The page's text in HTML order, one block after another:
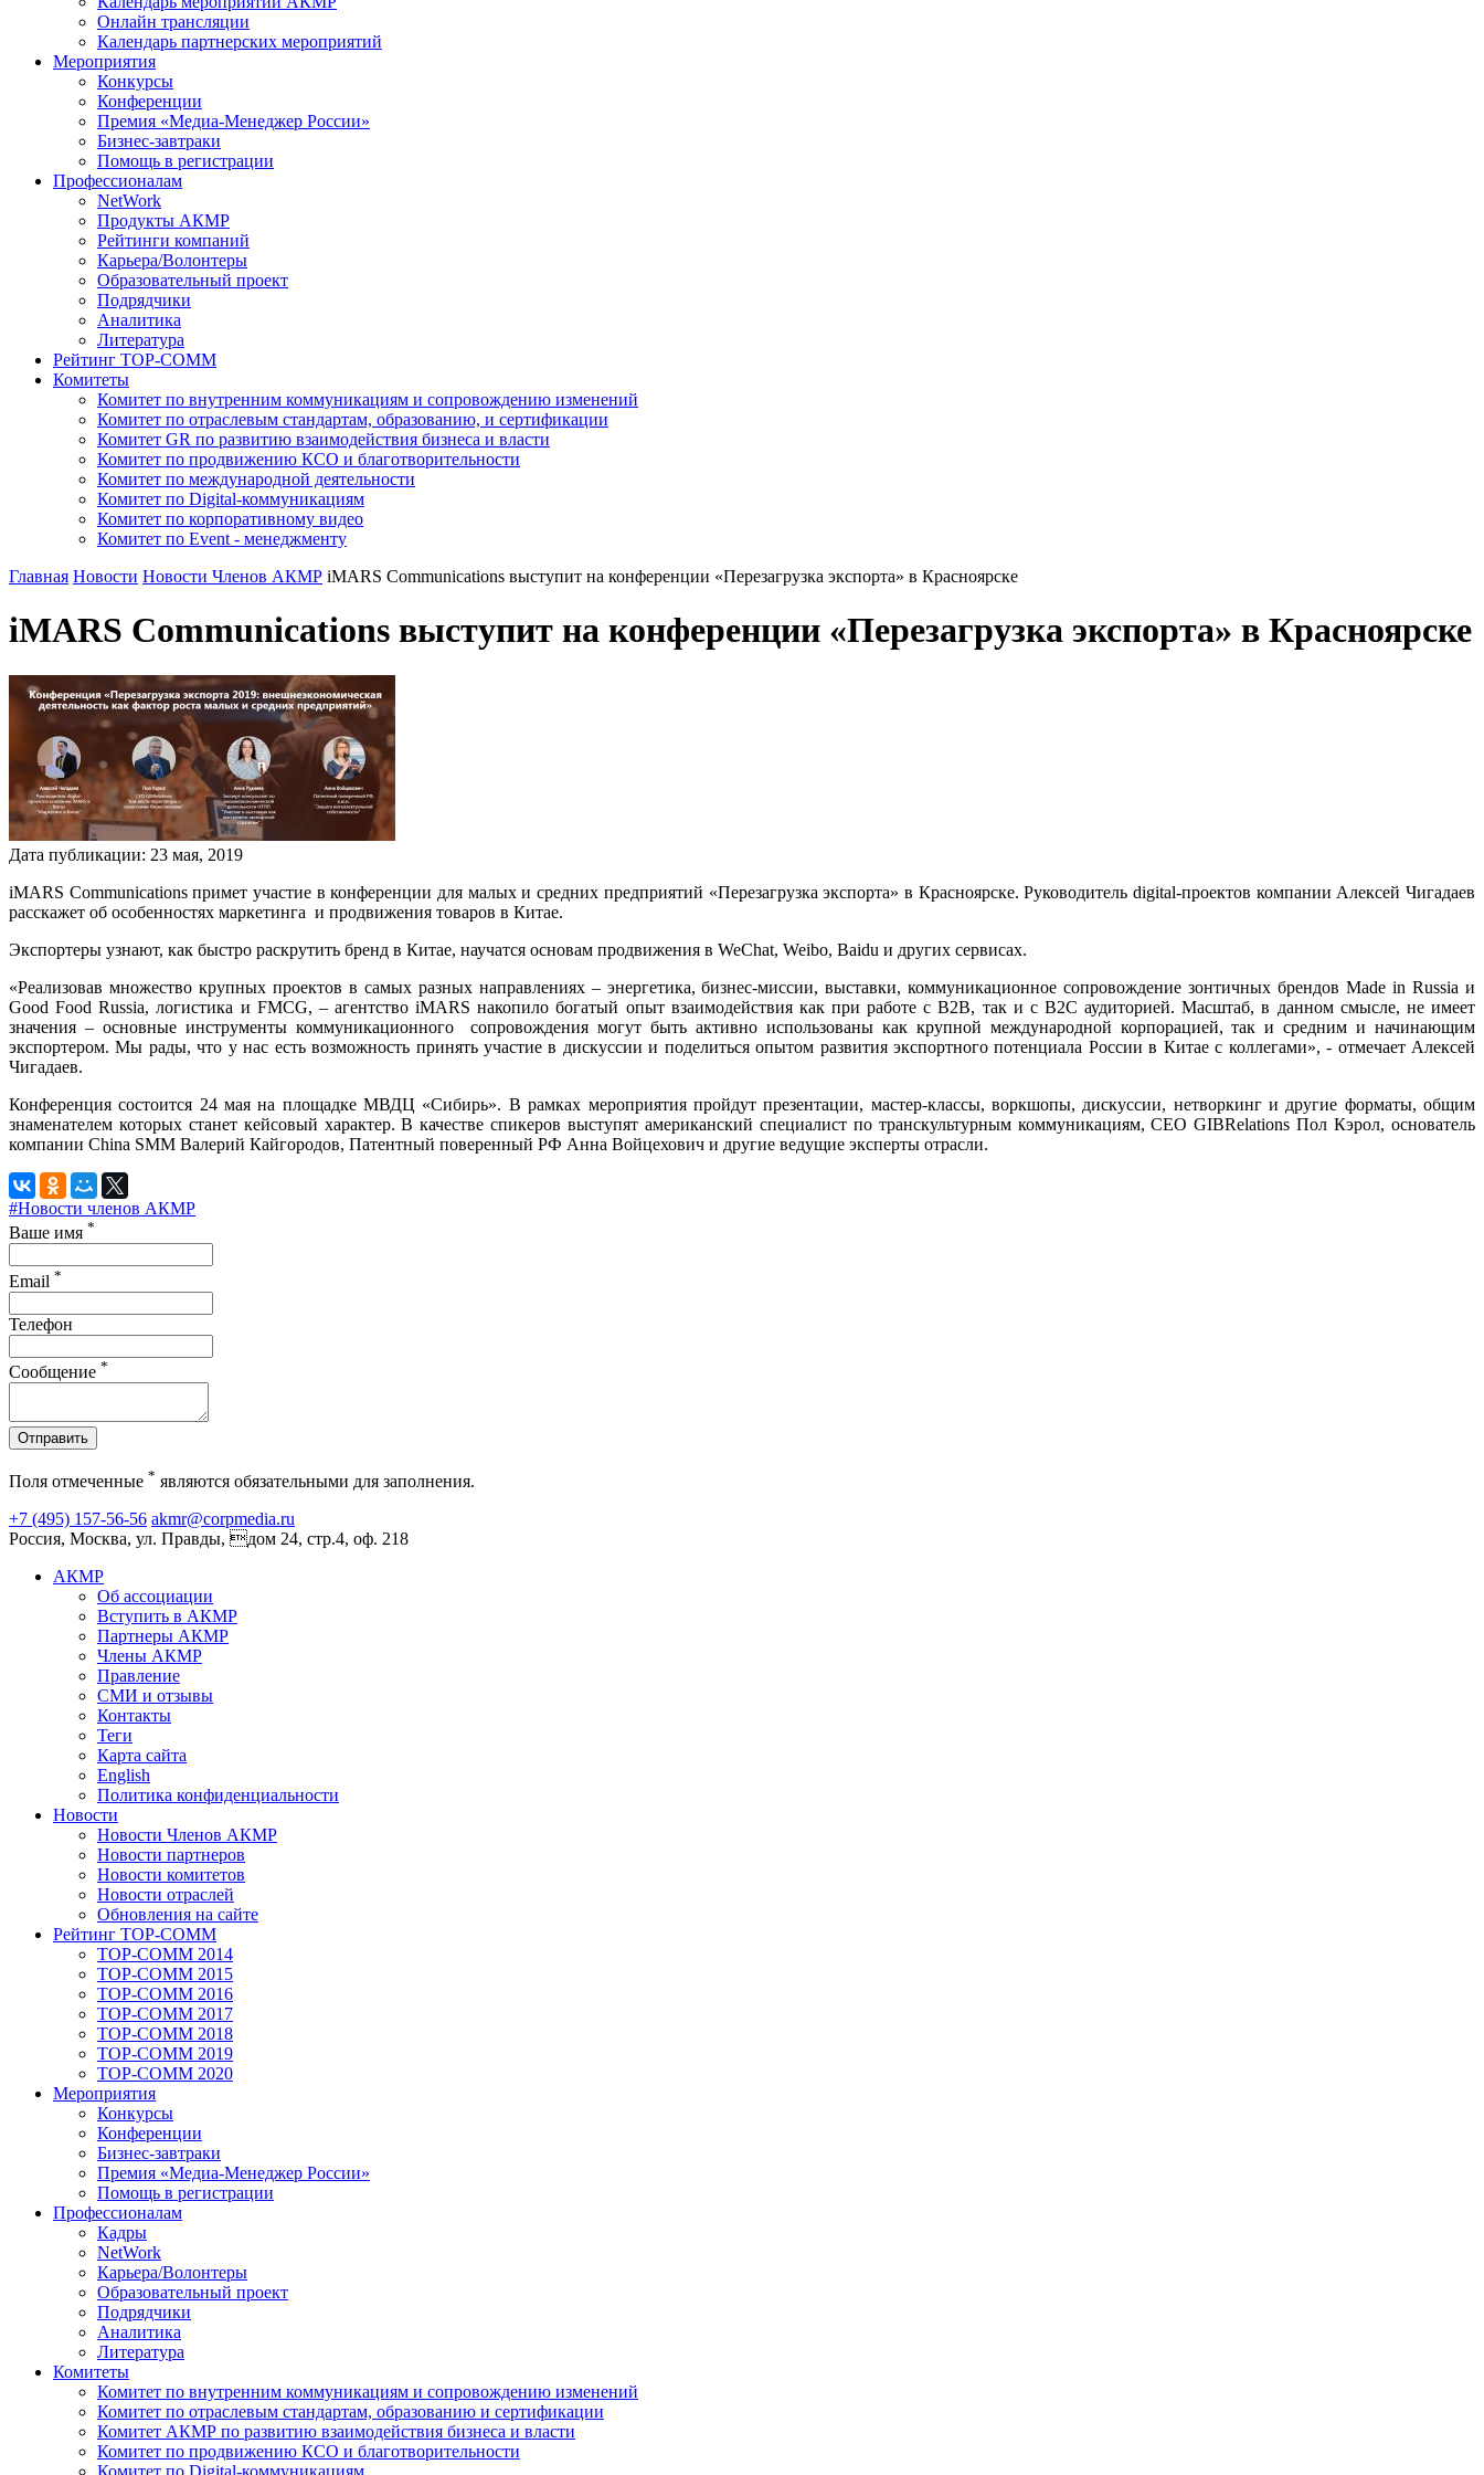
Онлайн трансляции
Календарь партнерских мероприятий
Мероприятия
Конкурсы
Конференции
Премия «Медиа-Менеджер России»
Бизнес-завтраки
Помощь в регистрации
Профессионалам
NetWork
Продукты АКМР
Рейтинги компаний
Карьера/Волонтеры
Образовательный проект
Подрядчики
Аналитика
Литература
Рейтинг TOP-COMM
Комитеты
Комитет по внутренним коммуникациям и сопровождению изменений
Комитет по отраслевым стандартам, образованию, и сертификации
Комитет GR по развитию взаимодействия бизнеса и власти
Комитет по продвижению КСО и благотворительности
Комитет по международной деятельности
Комитет по Digital-коммуникациям
Комитет по корпоративному видео
Комитет по Event - менеджменту
Главная Новости Новости Членов АКМР iMARS Communications выступит на конференции «Перезагрузка экспорта» в Красноярске
iMARS Communications выступит на конференции «Перезагрузка экспорта» в Красноярске
Дата публикации: 23 мая, 2019
iMARS Communications примет участие в конференции для малых и средних предприятий «Перезагрузка экспорта» в Красноярске. Руководитель digital-проектов компании Алексей Чигадаев
расскажет об особенностях маркетинга и продвижения товаров в Китае.
Экспортеры узнают, как быстро раскрутить бренд в Китае, научатся основам продвижения в WeChat, Weibo, Baidu и других сервисах.
«Реализовав множество крупных проектов в самых разных направлениях – энергетика, бизнес-миссии, выставки, коммуникационное сопровождение зонтичных брендов Made in Russia и
Good Food Russia, логистика и FMCG, – агентство iMARS накопило богатый опыт взаимодействия как при работе с В2В, так и с В2С аудиторией. Масштаб, в данном смысле, не имеет
значения – основные инструменты коммуникационного сопровождения могут быть активно использованы как крупной международной корпорацией, так и средним и начинающим
экспортером. Мы рады, что у нас есть возможность принять участие в дискуссии и поделиться опытом развития экспортного потенциала России в Китае с коллегами», - отмечает Алексей
Чигадаев.
Конференция состоится 24 мая на площадке МВДЦ «Сибирь». В рамках мероприятия пройдут презентации, мастер-классы, воркшопы, дискуссии, нетворкинг и другие форматы, общим
знаменателем которых станет кейсовый характер. В качестве спикеров выступят американский специалист по транскультурным коммуникациям, CEO GIBRelations Пол Кэрол, основатель
компании China SMM Валерий Кайгородов, Патентный поверенный РФ Анна Войцехович и другие ведущие эксперты отрасли.
#Новости членов АКМР
Ваше имя *
Email *
Телефон
Сообщение *
Отправить
Поля отмеченные * являются обязательными для заполнения.
+7 (495) 157-56-56 akmr@corpmedia.ru
Россия, Москва, ул. Правды, дом 24, стр.4, оф. 218
АКМР
Об ассоциации
Вступить в АКМР
Партнеры АКМР
Члены АКМР
Правление
СМИ и отзывы
Контакты
Теги
Карта сайта
English
Политика конфиденциальности
Новости
Новости Членов АКМР
Новости партнеров
Новости комитетов
Новости отраслей
Обновления на сайте
Рейтинг TOP-COMM
TOP-COMM 2014
TOP-COMM 2015
TOP-COMM 2016
TOP-COMM 2017
TOP-COMM 2018
TOP-COMM 2019
TOP-COMM 2020
Мероприятия
Конкурсы
Конференции
Бизнес-завтраки
Премия «Медиа-Менеджер России»
Помощь в регистрации
Профессионалам
Кадры
NetWork
Карьера/Волонтеры
Образовательный проект
Подрядчики
Аналитика
Литература
Комитеты
Комитет по внутренним коммуникациям и сопровождению изменений
Комитет по отраслевым стандартам, образованию и сертификации
Комитет АКМР по развитию взаимодействия бизнеса и власти
Комитет по продвижению КСО и благотворительности